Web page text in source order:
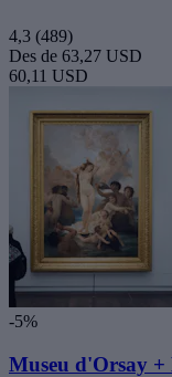
4,3 (489)
Des de 63,27 USD
60,11 USD
-5%
Museu d'Orsay +